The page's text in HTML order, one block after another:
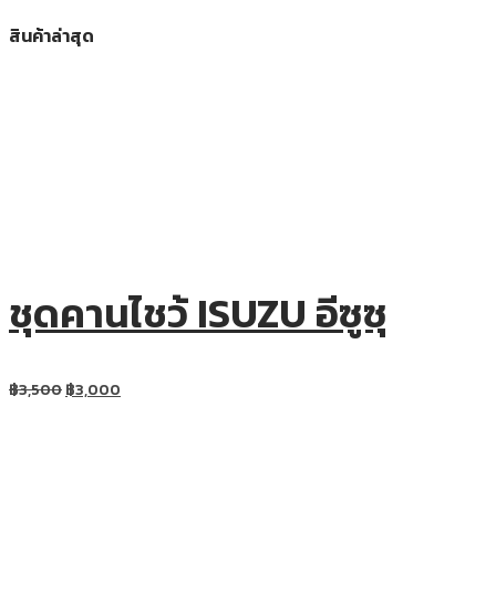
สินค้าล่าสุด
ชุดคานไชว้ ISUZU อีซูซุ
฿3,500฿3,000